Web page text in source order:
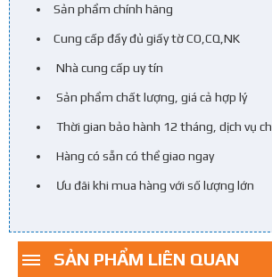
Sản phẩm chính hãng
Cung cấp đầy đủ giấy tờ CO,CQ,NK
Nhà cung cấp uy tín
Sản phẩm chất lượng, giá cả hợp lý
Thời gian bảo hành 12 tháng, dịch vụ
Hàng có sẵn có thể giao ngay
Ưu đãi khi mua hàng với số lượng lớn
SẢN PHẨM LIÊN QUAN